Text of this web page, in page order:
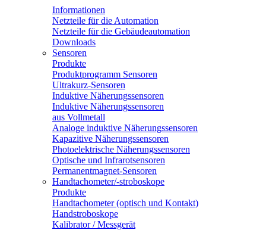
Informationen
Netzteile für die Automation
Netzteile für die Gebäudeautomation
Downloads
Sensoren
Produkte
Produktprogramm Sensoren
Ultrakurz-Sensoren
Induktive Näherungssensoren
Induktive Näherungssensoren
aus Vollmetall
Analoge induktive Näherungssensoren
Kapazitive Näherungssensoren
Photoelektrische Näherungssensoren
Optische und Infrarotsensoren
Permanentmagnet-Sensoren
Handtachometer/-stroboskope
Produkte
Handtachometer (optisch und Kontakt)
Handstroboskope
Kalibrator / Messgerät